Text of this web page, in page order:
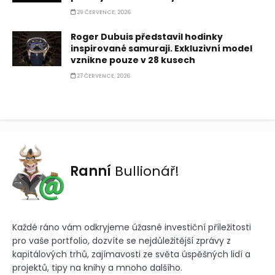
29 ČERVENCE, 2026
Roger Dubuis představil hodinky
inspirované samuraji. Exkluzivní model
vznikne pouze v 28 kusech
27 ČERVENCE, 2026
Ranní Bullionář!
Každé ráno vám odkryjeme úžasné investiční příležitosti
pro vaše portfolio, dozvíte se nejdůležitější zprávy z
kapitálových trhů, zajímavosti ze světa úspěšných lidí a
projektů, tipy na knihy a mnoho dalšího.